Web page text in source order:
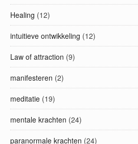
Healing (12)
intuitieve ontwikkeling (12)
Law of attraction (9)
manifesteren (2)
meditatie (19)
mentale krachten (24)
paranormale krachten (24)